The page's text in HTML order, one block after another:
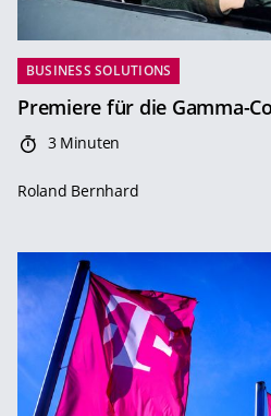
BUSINESS SOLUTIONS
Premiere für die Gamma-
3 Minuten
Roland Bernhard